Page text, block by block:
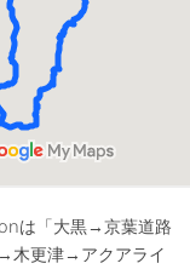
は「大黒→京葉道路
木更津→アクアライ